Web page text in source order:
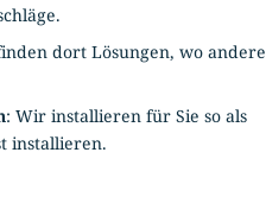
dort Lösungen, wo andere
: Wir installieren für Sie so als
installieren.